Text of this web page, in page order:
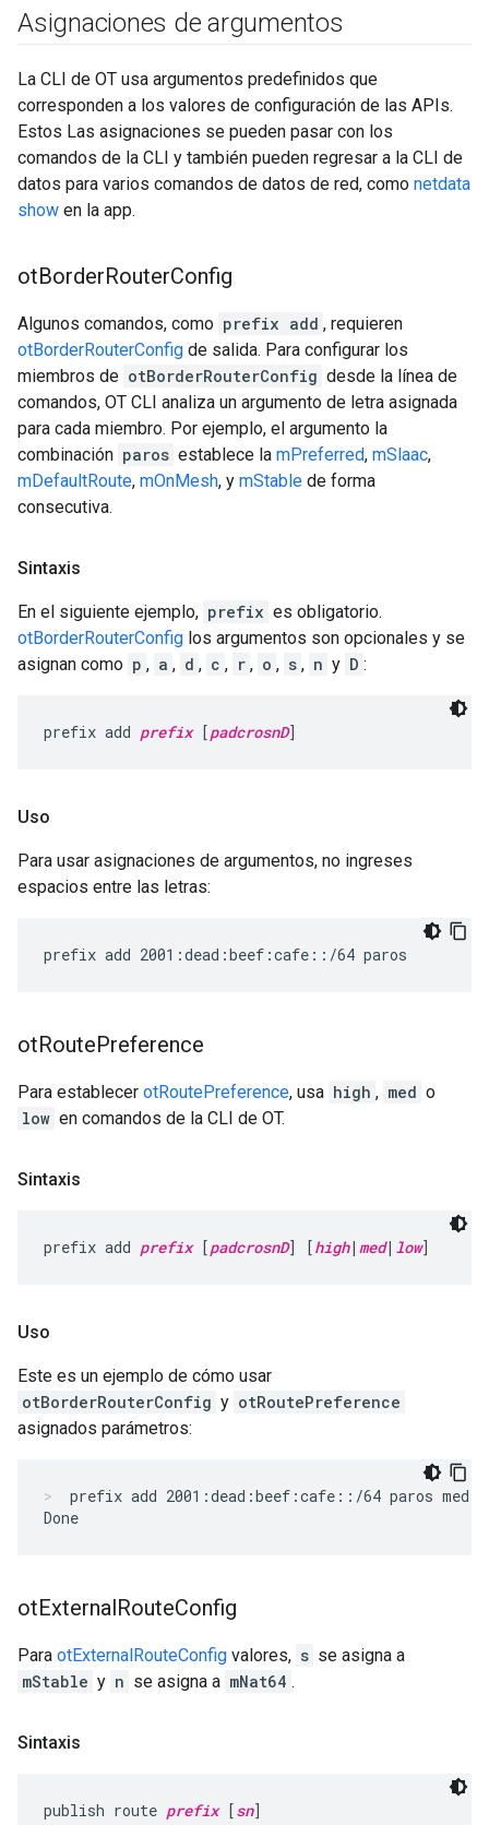
Asignaciones de argumentos
La CLI de OT usa argumentos predefinidos que
corresponden a los valores de configuración de las APIs.
Estos Las asignaciones se pueden pasar con los
comandos de la CLI y también pueden regresar a la CLI de
datos para varios comandos de datos de red, como netdata
show en la app.
otBorderRouterConfig
Algunos comandos, como prefix add , requieren
otBorderRouterConfig de salida. Para configurar los
miembros de otBorderRouterConfig desde la línea de
comandos, OT CLI analiza un argumento de letra asignada
para cada miembro. Por ejemplo, el argumento la
combinación paros establece la mPreferred, mSlaac,
mDefaultRoute, mOnMesh, y mStable de forma
consecutiva.
Sintaxis
En el siguiente ejemplo, prefix es obligatorio.
otBorderRouterConfig los argumentos son opcionales y se
asignan como p , a , d , c , r , o , s , n y D :
prefix add prefix [padcrosnD]
Uso
Para usar asignaciones de argumentos, no ingreses
espacios entre las letras:
otRoutePreference
Para establecer otRoutePreference, usa high , med o
low en comandos de la CLI de OT.
Sintaxis
prefix add prefix [padcrosnD] [high| med| low]
Uso
Este es un ejemplo de cómo usar
otBorderRouterConfig y otRoutePreference
asignados parámetros:
prefix add 2001:dead:beef:cafe::/64 paros med
otExternalRouteConfig
Para otExternalRouteConfig valores, s se asigna a
mStable y n se asigna a mNat64 .
Sintaxis
publish route prefix [sn]